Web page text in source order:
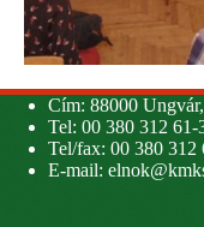
Cím: 88000
Tel: 00 380 312 61-
Tel/fax: 00 380 312
E-mail: